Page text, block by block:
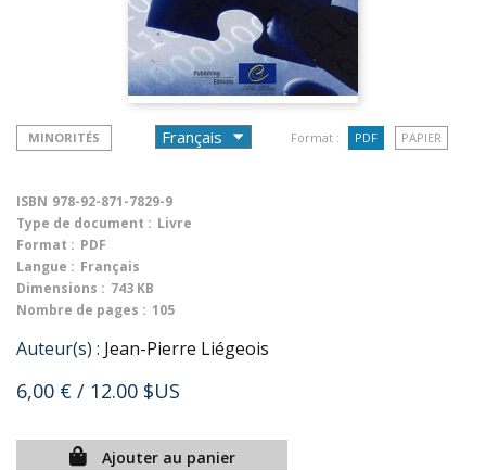
MINORITÉS Format : PDF PAPIER
ISBN 978-92-871-7829-9
Type de document : Livre
Format : PDF
Langue : Français
Dimensions : 743 KB
Nombre de pages : 105
Auteur(s) : Jean-Pierre Liégeois
6,00 € / 12.00 $US
Ajouter au panier